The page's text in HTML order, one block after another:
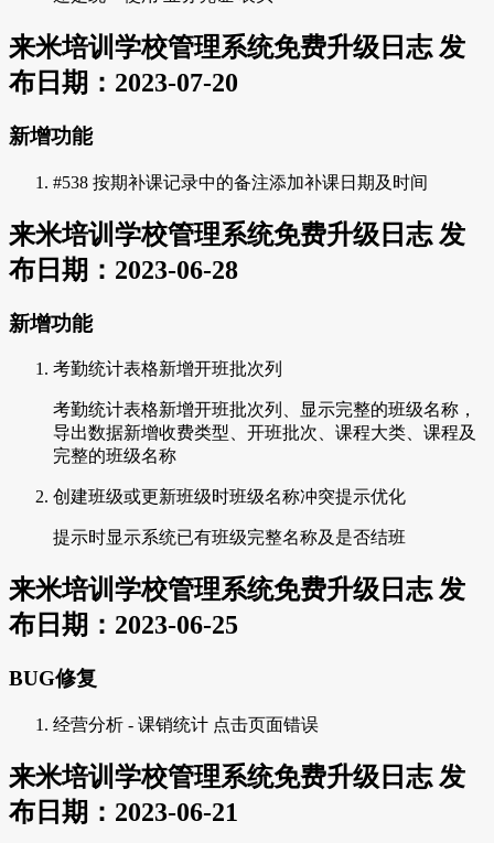
来米培训学校管理系统免费升级日志 发
布日期：2023-07-20
新增功能
#538 按期补课记录中的备注添加补课日期及时间
来米培训学校管理系统免费升级日志 发
布日期：2023-06-28
新增功能
考勤统计表格新增开班批次列
考勤统计表格新增开班批次列、显示完整的班级名称，
导出数据新增收费类型、开班批次、课程大类、课程及
完整的班级名称
创建班级或更新班级时班级名称冲突提示优化
提示时显示系统已有班级完整名称及是否结班
来米培训学校管理系统免费升级日志 发
布日期：2023-06-25
BUG修复
经营分析 - 课销统计 点击页面错误
来米培训学校管理系统免费升级日志 发
布日期：2023-06-21